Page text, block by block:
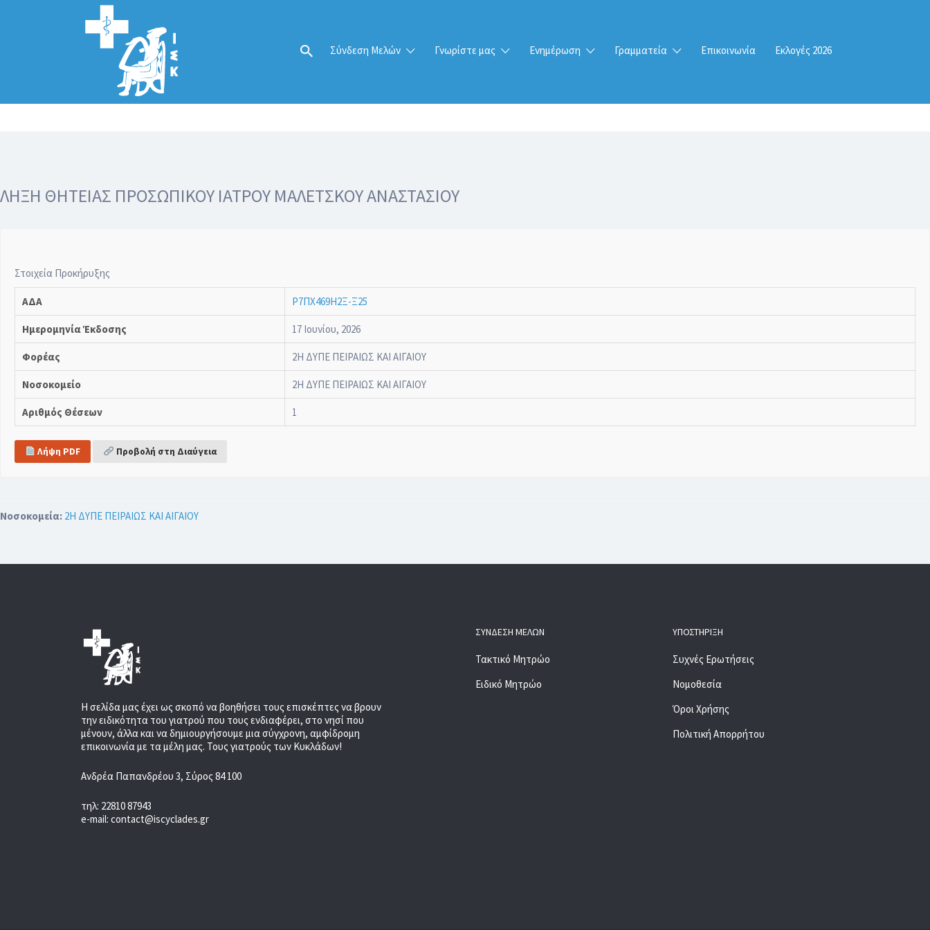
Σύνδεση Μελών Γνωρίστε μας Ενημέρωση Γραμματεία Επικοινωνία Εκλογές 2026
Αναζήτηση
για:
ΛΗΞΗ ΘΗΤΕΙΑΣ ΠΡΟΣΩΠΙΚΟΥ ΙΑΤΡΟΥ ΜΑΛΕΤΣΚΟΥ ΑΝΑΣΤΑΣΙΟΥ
Στοιχεία Προκήρυξης
ΑΔΑ Ρ7ΠΧ469Η2Ξ-Ξ25
Ημερομηνία Έκδοσης 17 Ιουνίου, 2026
Φορέας 2Η ΔΥΠΕ ΠΕΙΡΑΙΩΣ ΚΑΙ ΑΙΓΑΙΟΥ
Νοσοκομείο 2Η ΔΥΠΕ ΠΕΙΡΑΙΩΣ ΚΑΙ ΑΙΓΑΙΟΥ
Αριθμός Θέσεων 1
Λήψη PDF Προβολή στη Διαύγεια
Νοσοκομεία: 2Η ΔΥΠΕ ΠΕΙΡΑΙΩΣ ΚΑΙ ΑΙΓΑΙΟΥ
Η σελίδα μας έχει ως σκοπό να βοηθήσει τους επισκέπτες να βρουν
την ειδικότητα του γιατρού που τους ενδιαφέρει, στο νησί που
μένουν, άλλα και να δημιουργήσουμε μια σύγχρονη, αμφίδρομη
επικοινωνία με τα μέλη μας. Τους γιατρούς των Κυκλάδων!
Ανδρέα Παπανδρέου 3, Σύρος 84 100
τηλ: 22810 87943
e-mail: contact@iscyclades.gr
ΣΎΝΔΕΣΗ ΜΕΛΏΝ
Τακτικό Μητρώο
Ειδικό Μητρώο
ΥΠΟΣΤΉΡΙΞΗ
Συχνές Ερωτήσεις
Νομοθεσία
Όροι Χρήσης
Πολιτική Απορρήτου